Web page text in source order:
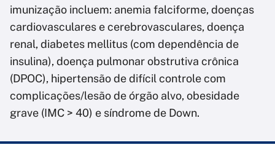
imunização incluem: anemia falciforme, doenças
cardiovasculares e cerebrovasculares, doença
renal, diabetes mellitus (com dependência de
insulina), doença pulmonar obstrutiva crônica
(DPOC), hipertensão de difícil controle com
complicações/lesão de órgão alvo, obesidade
grave (IMC > 40) e síndrome de Down.